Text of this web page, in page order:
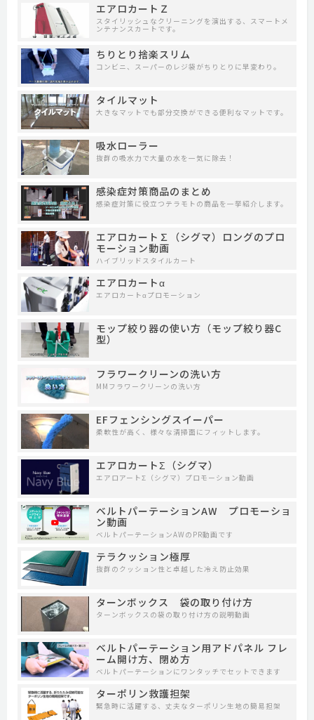
エアロカートＺ
スタイリッシュなクリーニングを演出する、スマートメ
ンテナンスカートです。
ちりとり捨楽スリム
コンビニ、スーパーのレジ袋がちりとりに早変わり。
タイルマット
大きなマットでも部分交換ができる便利なマットです。
吸水ローラー
抜群の吸水力で大量の水を一気に除去！
感染症対策商品のまとめ
感染症対策に役立つテラモトの商品を一挙紹介します。
エアロカート∑（シグマ）ロングのプロ
モーション動画
ハイブリッドスタイルカート
エアロカートα
エアロカートαプロモーション
モップ絞り器の使い方（モップ絞り器C
型）
フラワークリーンの洗い方
MMフラワークリーンの洗い方
EFフェンシングスイーパー
柔軟性が高く、様々な清掃面にフィットします。
エアロカートΣ（シグマ）
エアロアートΣ（シグマ）プロモーション動画
ベルトパーテーションAW プロモーショ
ン動画
ベルトパーテーションAWのPR動画です
テラクッション極厚
抜群のクッション性と卓越した冷え防止効果
ターンボックス 袋の取り付け方
ターンボックスの袋の取り付け方の説明動画
ベルトパーテーション用アドパネル フレ
ーム開け方、閉め方
ベルトパーテーションにワンタッチでセットできます
ターポリン救護担架
緊急時に活躍する、丈夫なターポリン生地の簡易担架